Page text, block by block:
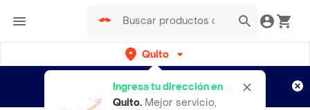
Quito
Ingresa tu dirección en
Quito. Mejor servicio,
envíos gratis por semanas
Aplican TyC